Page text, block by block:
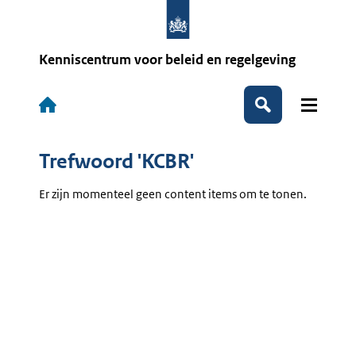
Kenniscentrum voor beleid en regelgeving
Hoofdnavigatie
Zoeken
Trefwoord 'KCBR'
Er zijn momenteel geen content items om te tonen.